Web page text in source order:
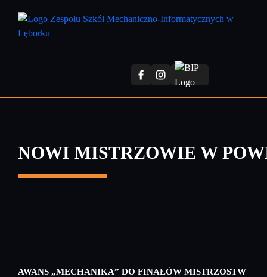
treści
NOWI MISTRZOWIE W
AWANS „MECHANIKA” DO FINAŁÓW MISTRZOSTW